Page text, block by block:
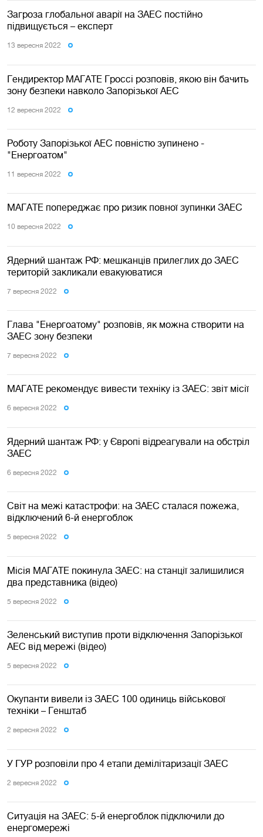
Загроза глобальної аварії на ЗАЕС постійно
підвищується – експерт
13 вересня 2022
Гендиректор МАГАТЕ Гроссі розповів, якою він бачить
зону безпеки навколо Запорізької АЕС
12 вересня 2022
Роботу Запорізької АЕС повністю зупинено -
"Енергоатом"
11 вересня 2022
МАГАТЕ попереджає про ризик повної зупинки ЗАЕС
10 вересня 2022
Ядерний шантаж РФ: мешканців прилеглих до ЗАЕС
територій закликали евакуюватися
7 вересня 2022
Глава "Енергоатому" розповів, як можна створити на
ЗАЕС зону безпеки
7 вересня 2022
МАГАТЕ рекомендує вивести техніку із ЗАЕС: звіт місії
6 вересня 2022
Ядерний шантаж РФ: у Європі відреагували на обстріл
ЗАЕС
6 вересня 2022
Світ на межі катастрофи: на ЗАЕС сталася пожежа,
відключений 6-й енергоблок
5 вересня 2022
Місія МАГАТЕ покинула ЗАЕС: на станції залишилися
два представника (відео)
5 вересня 2022
Зеленський виступив проти відключення Запорізької
АЕС від мережі (відео)
5 вересня 2022
Окупанти вивели із ЗАЕС 100 одиниць військової
техніки – Генштаб
2 вересня 2022
У ГУР розповіли про 4 етапи демілітаризації ЗАЕС
2 вересня 2022
Ситуація на ЗАЕС: 5-й енергоблок підключили до
енергомережі